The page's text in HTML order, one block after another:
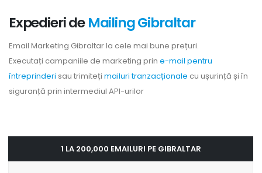
Expedieri deMailing Gibraltar
Email Marketing Gibraltar la cele mai bune prețuri.
Executați campaniile de marketing prin e-mail pentru
întreprinderi sau trimiteți mailuri tranzacționale cu ușurință și în
siguranță prin intermediul API-urilor
1 LA 200,000 EMAILURI PE GIBRALTAR